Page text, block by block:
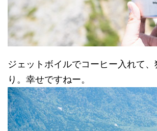
ジェットボイルでコーヒー入れて、
り。幸せですねー。